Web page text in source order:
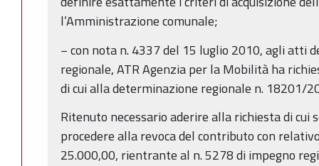
l’Amministrazione comunale;
− con nota n. 4337 del 15 luglio 2010, agli atti
regionale, ATR Agenzia per la Mobilità ha
di cui alla determinazione regionale n. 18201/
Ritenuto necessario aderire alla richiesta di cui
procedere alla revoca del contributo con
25.000,00, rientrante al n. 5278 di impegno